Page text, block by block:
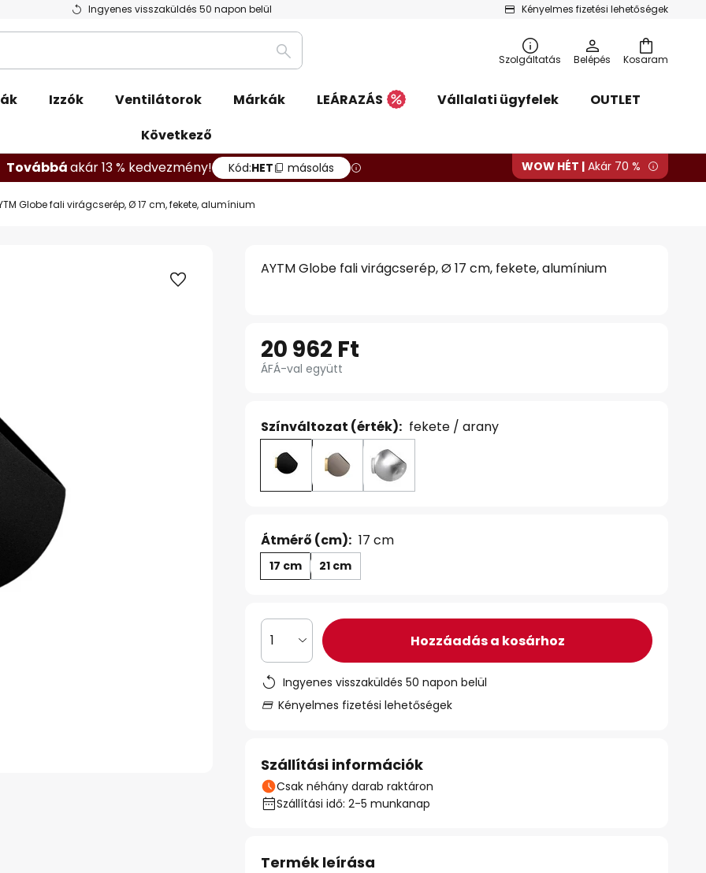
Ingyenes visszaküldés 50 napon belül Kényelmes fizetési lehetőségek
Kosaram
Keresés
Szolgáltatás Belépés
Izzók Ventilátorok Márkák LEÁRAZÁS Vállalati ügyfelek
OUTLET
Következő
Továbbáakár 13 % kedvezmény! Kód:HET másolás WOW HÉT | Akár 70 %
Globe fali virágcserép, Ø 17 cm, fekete, alumínium
AYTM Globe fali virágcserép, Ø 17 cm, fekete, alumínium
20 962 Ft
ÁFÁ-val együtt
Színváltozat (érték): fekete / arany
Átmérő (cm): 17 cm
17 cm 21 cm
1 Hozzáadás a kosárhoz
Ingyenes visszaküldés 50 napon belül
Kényelmes fizetési lehetőségek
Szállítási információk
Csak néhány darab raktáron
Szállítási idő: 2-5 munkanap
Termék leírása